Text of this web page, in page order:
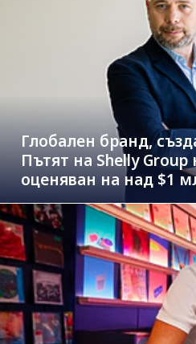
Глобален бранд,
Пътят на Shelly
оценяван на над $1